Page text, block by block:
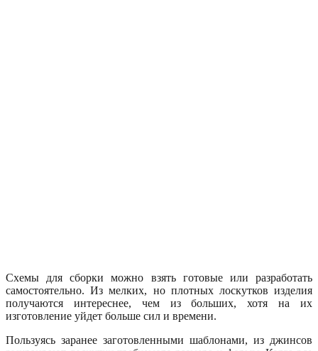
Схемы для сборки можно взять готовые или разработать
самостоятельно. Из мелких, но плотных лоскутков изделия
получаются интереснее, чем из больших, хотя на их
изготовление уйдет больше сил и времени.
Пользуясь заранее заготовленными шаблонами, из джинсов